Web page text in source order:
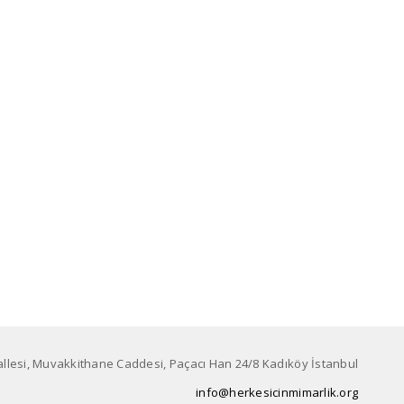
Muvakkithane Caddesi, Paçacı Han 24/8 Kadıköy İstanbul
info@herkesicinmimarlik.org